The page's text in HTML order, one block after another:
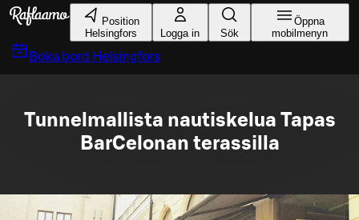
Gå till huvudinnehållet
Position
Helsingfors
Logga in Sök
Öppna
mobilmenyn
Boka bord Helsingfors
Tunnelmallista nautiskelua Tapas
BarCelonan terassilla